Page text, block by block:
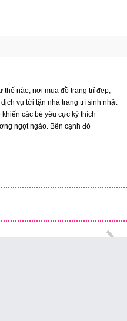
thế nào, nơi mua đồ trang trí đẹp,
vụ tới tận nhà trang trí sinh nhật
các bé yêu cực kỳ thích
ngọt ngào. Bên cạnh đó